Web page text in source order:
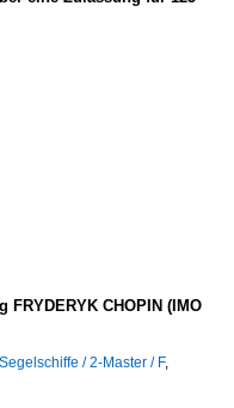
FRYDERYK CHOPIN (IMO
Segelschiffe / 2-Master / F,